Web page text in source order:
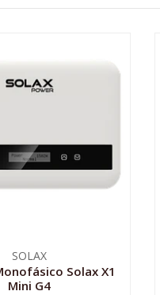
SOLAX
Solax X1
Mini G4